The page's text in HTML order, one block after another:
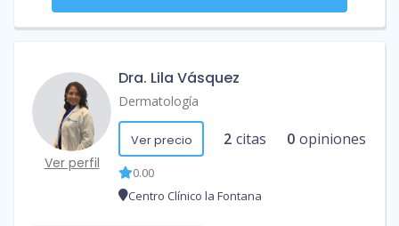
Ver perfil
Dra. Lila Vásquez
Dermatología
Ver precio 2 citas 0 opiniones
0.00
Centro Clínico la Fontana